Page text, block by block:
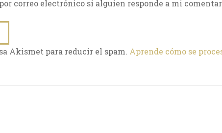
correo electrónico si alguien responde a mi
Akismet para reducir el spam. Aprende cómo se